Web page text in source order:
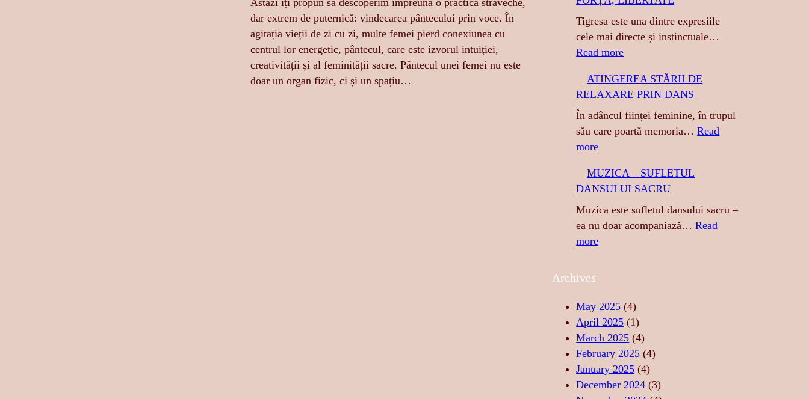
Astăzi îți propun să descoperim împreună o practică străveche,
dar extrem de puternică: vindecarea pântecului prin voce. În
agitația vieții de zi cu zi, multe femei pierd conexiunea cu
centrul lor energetic, pântecul, care este izvorul intuiției,
creativității și al feminității sacre. Pântecul unei femei nu este
doar un organ fizic, ci și un spațiu…
Tigresa este una dintre expresiile
cele mai directe și instinctuale…
Read more:
I
G
R
E
:
S
E
N
I
T
A
T
E
,
F
ATINGEREA STĂRII DE
RELAXARE PRIN DANS
În adâncul ființei feminine, în trupul
său care poartă memoria…Read
more:
T
I
N
G
E
S
T
Ă
R
I
I
D
MUZICA – SUFLETUL
DANSULUI SACRU
Muzica este sufletul dansului sacru –
ea nu doar acompaniază…Read
more:
I
C
A
–
S
U
F
Archives
May 2025 (4)
April 2025 (1)
March 2025 (4)
February 2025 (4)
January 2025 (4)
December 2024 (3)